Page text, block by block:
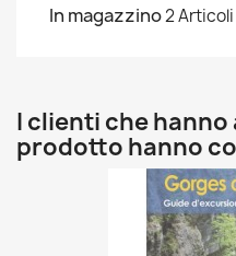
In magazzino2 Articoli
I clienti che
prodotto hanno